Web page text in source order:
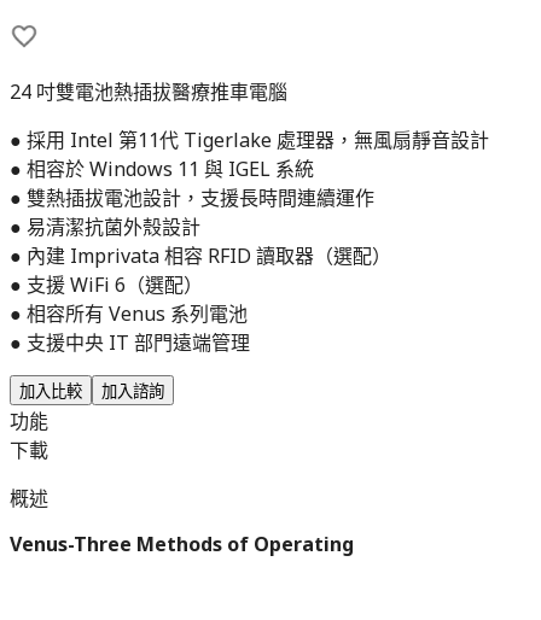
24 吋雙電池熱插拔醫療推車電腦
● 採用 Intel 第11代 Tigerlake 處理器，無風扇靜音設計
● 相容於 Windows 11 與 IGEL 系統
● 雙熱插拔電池設計，支援長時間連續運作
● 易清潔抗菌外殼設計
● 內建 Imprivata 相容 RFID 讀取器（選配）
● 支援 WiFi 6（選配）
● 相容所有 Venus 系列電池
● 支援中央 IT 部門遠端管理
加入比較 加入諮詢
功能
下載
概述
Venus-Three Methods of Operating